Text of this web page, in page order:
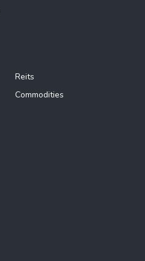
Reits
Commodities